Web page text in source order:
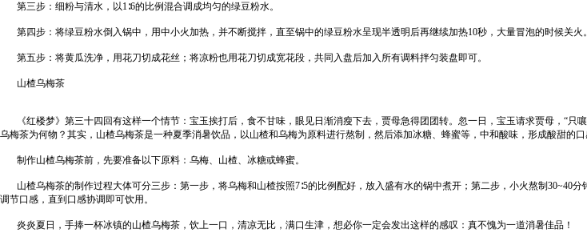
第三步：细粉与清水，以1∶6的比例混合调成均匀的绿豆粉水。
第四步：将绿豆粉水倒入锅中，用中小火加热，并不断搅拌，直至锅中的绿豆粉水呈现半透明后再继续加热10秒，大量冒泡的时候关火
第五步：将黄瓜洗净，用花刀切成花丝；将凉粉也用花刀切成宽花段，共同入盘后加入所有调料拌匀装盘即可。
山楂乌梅茶
《红楼梦》第三十四回有这样一个情节：宝玉挨打后，食不甘味，眼见日渐消瘦下去，贾母急得团团转。忽一日，宝玉请求贾母，“只
乌梅茶为何物？其实，山楂乌梅茶是一种夏季消暑饮品，以山楂和乌梅为原料进行熬制，然后添加冰糖、蜂蜜等，中和酸味，形成酸甜的口
制作山楂乌梅茶前，先要准备以下原料：乌梅、山楂、冰糖或蜂蜜。
山楂乌梅茶的制作过程大体可分三步：第一步，将乌梅和山楂按照7∶5的比例配好，放入盛有水的锅中煮开；第二步，小火熬制30~40
调节口感，直到口感协调即可饮用。
炎炎夏日，手捧一杯冰镇的山楂乌梅茶，饮上一口，清凉无比，满口生津，想必你一定会发出这样的感叹：真不愧为一道消暑佳品！